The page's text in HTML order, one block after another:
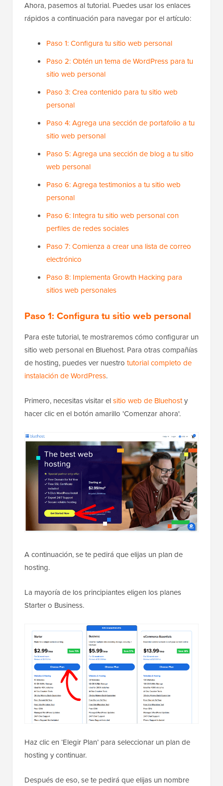
Ahora, pasemos al tutorial. Puedes usar los enlaces
rápidos a continuación para navegar por el artículo:
Paso 1: Configura tu sitio web personal
Paso 2: Obtén un tema de WordPress para tu
sitio web personal
Paso 3: Crea contenido para tu sitio web
personal
Paso 4: Agrega una sección de portafolio a tu
sitio web personal
Paso 5: Agrega una sección de blog a tu sitio
web personal
Paso 6: Agrega testimonios a tu sitio web
personal
Paso 6: Integra tu sitio web personal con
perfiles de redes sociales
Paso 7: Comienza a crear una lista de correo
electrónico
Paso 8: Implementa Growth Hacking para
sitios web personales
Paso 1: Configura tu sitio web personal
Para este tutorial, te mostraremos cómo configurar un
sitio web personal en Bluehost. Para otras compañías
de hosting, puedes ver nuestro tutorial completo de
instalación de WordPress.
Primero, necesitas visitar elsitio web de Bluehosty
hacer clic en el botón amarillo 'Comenzar ahora'.
A continuación, se te pedirá que elijas un plan de
hosting.
La mayoría de los principiantes eligen los planes
Starter o Business.
Haz clic en ‘Elegir Plan’ para seleccionar un plan de
hosting y continuar.
Después de eso, se te pedirá que elijas un nombre